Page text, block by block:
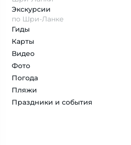
Экскурсии
по Шри-Ланке
Гиды
Карты
Видео
Фото
Погода
Пляжи
Праздники и события